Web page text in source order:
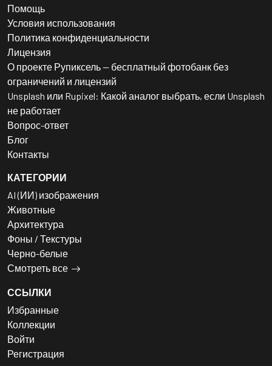
Помощь
Условия использования
Политика конфиденциальности
Лицензия
О проекте Рупиксель — бесплатный фотобанк без
ограничений и лицензий
Unsplash или Rupixel: Какой аналог выбрать, если Unsplash
не работает
Вопрос-ответ
Блог
Контакты
КАТЕГОРИИ
AI (ИИ) изображения
Животные
Архитектура
Фоны / Текстуры
Черно-белые
Смотреть все
ССЫЛКИ
Избранные
Коллекции
Войти
Регистрация